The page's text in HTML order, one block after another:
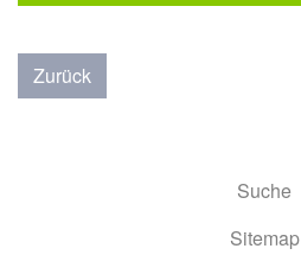
Zurück
Suche
Sitemap